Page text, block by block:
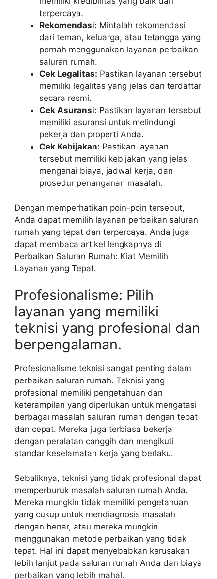
terpercaya.
Rekomendasi: Mintalah rekomendasi
dari teman, keluarga, atau tetangga yang
pernah menggunakan layanan perbaikan
saluran rumah.
Cek Legalitas: Pastikan layanan tersebut
memiliki legalitas yang jelas dan terdaftar
secara resmi.
Cek Asuransi: Pastikan layanan tersebut
memiliki asuransi untuk melindungi
pekerja dan properti Anda.
Cek Kebijakan: Pastikan layanan
tersebut memiliki kebijakan yang jelas
mengenai biaya, jadwal kerja, dan
prosedur penanganan masalah.
Dengan memperhatikan poin-poin tersebut,
Anda dapat memilih layanan perbaikan saluran
rumah yang tepat dan terpercaya. Anda juga
dapat membaca artikel lengkapnya di
Perbaikan Saluran Rumah: Kiat Memilih
Layanan yang Tepat.
Profesionalisme: Pilih
layanan yang memiliki
teknisi yang profesional dan
berpengalaman.
Profesionalisme teknisi sangat penting dalam
perbaikan saluran rumah. Teknisi yang
profesional memiliki pengetahuan dan
keterampilan yang diperlukan untuk mengatasi
berbagai masalah saluran rumah dengan tepat
dan cepat. Mereka juga terbiasa bekerja
dengan peralatan canggih dan mengikuti
standar keselamatan kerja yang berlaku.
Sebaliknya, teknisi yang tidak profesional dapat
memperburuk masalah saluran rumah Anda.
Mereka mungkin tidak memiliki pengetahuan
yang cukup untuk mendiagnosis masalah
dengan benar, atau mereka mungkin
menggunakan metode perbaikan yang tidak
tepat. Hal ini dapat menyebabkan kerusakan
lebih lanjut pada saluran rumah Anda dan biaya
perbaikan yang lebih mahal.